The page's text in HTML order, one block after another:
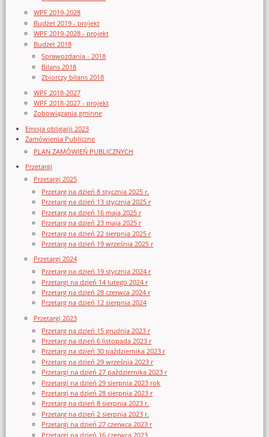
WPF 2019-2028
Budżet 2019 - projekt
WPF 2019-2028 - projekt
Budżet 2018
Sprawozdania - 2018
Bilans 2018
Zbiorczy bilans 2018
WPF 2018-2027
WPF 2018-2027 - projekt
Zobowiązania gminne
Emisja obligacji 2023
Zamówienia Publiczne
PLAN ZAMÓWIEŃ PUBLICZNYCH
Przetargi
Przetargi 2025
Przetarg na dzień 8 stycznia 2025 r.
Przetarg na dzień 13 stycznia 2025 r
Przetarg na dzień 16 maja 2025 r
Przetarg na dzień 23 maja 2025 r
Przetarg na dzień 22 sierpnia 2025 r
Przetarg na dzień 19 września 2025 r
Przetargi 2024
Przetarg na dzień 19 stycznia 2024 r
Przetargi na dzień 14 lutego 2024 r
Przetarg na dzień 28 czerwca 2024 r
Przetarg na dzień 12 sierpnia 2024
Przetargi 2023
Przetarg na dzień 15 grudnia 2023 r
Przetarg na dzień 6 listopada 2023 r
Przetarg na dzień 30 października 2023 r
Przetarg na dzień 29 września 2023 r
Przetargi na dzień 27 października 2023 r
Przetargi na dzień 29 sierpnia 2023 rok
Przetargi na dzień 28 sierpnia 2023 r
Przetarg na dzień 8 sierpnia 2023 r.
Przetarg na dzień 2 sierpnia 2023 r.
Przetargi na dzień 27 czerwca 2023 r
Przetargi na dzień 16 czerwca 2023